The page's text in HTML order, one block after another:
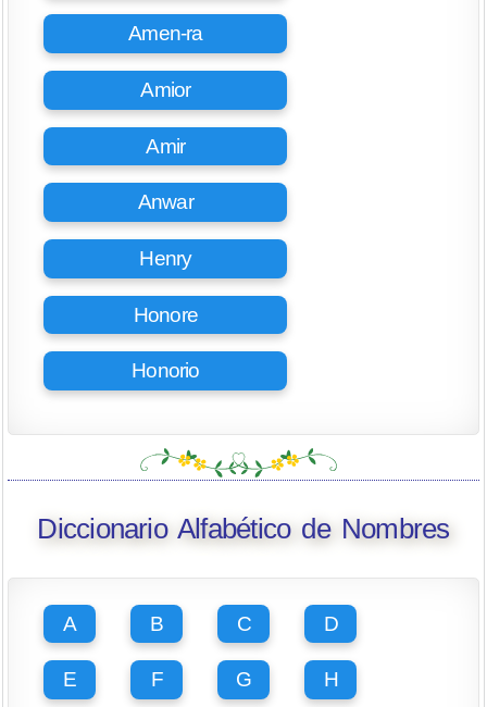
Amen-ra
Amior
Amir
Anwar
Henry
Honore
Honorio
Diccionario Alfabético de Nombres
A B C D
E F G H